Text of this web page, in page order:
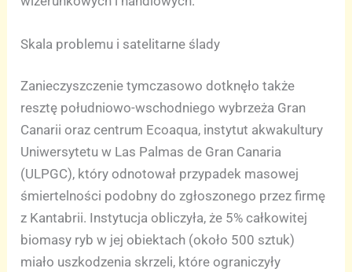
Skala problemu i satelitarne ślady
Zanieczyszczenie tymczasowo dotknęło także
resztę południowo-wschodniego wybrzeża Gran
Canarii oraz centrum Ecoaqua, instytut akwakultury
Uniwersytetu w Las Palmas de Gran Canaria
(ULPGC), który odnotował przypadek masowej
śmiertelności podobny do zgłoszonego przez firmę
z Kantabrii. Instytucja obliczyła, że 5% całkowitej
biomasy ryb w jej obiektach (około 500 sztuk)
miało uszkodzenia skrzeli, które ograniczyły